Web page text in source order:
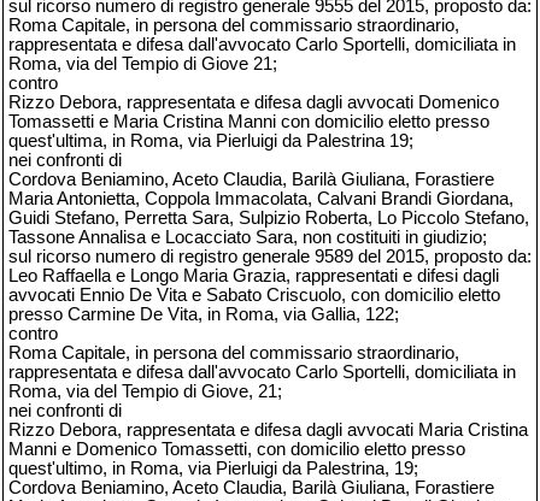
sul ricorso numero di registro generale 9555 del 2015, proposto da:
Roma Capitale, in persona del commissario straordinario,
rappresentata e difesa dall'avvocato Carlo Sportelli, domiciliata in
Roma, via del Tempio di Giove 21;
contro
Rizzo Debora, rappresentata e difesa dagli avvocati Domenico
Tomassetti e Maria Cristina Manni con domicilio eletto presso
quest'ultima, in Roma, via Pierluigi da Palestrina 19;
nei confronti di
Cordova Beniamino, Aceto Claudia, Barilà Giuliana, Forastiere
Maria Antonietta, Coppola Immacolata, Calvani Brandi Giordana,
Guidi Stefano, Perretta Sara, Sulpizio Roberta, Lo Piccolo Stefano,
Tassone Annalisa e Locacciato Sara, non costituiti in giudizio;
sul ricorso numero di registro generale 9589 del 2015, proposto da:
Leo Raffaella e Longo Maria Grazia, rappresentati e difesi dagli
avvocati Ennio De Vita e Sabato Criscuolo, con domicilio eletto
presso Carmine De Vita, in Roma, via Gallia, 122;
contro
Roma Capitale, in persona del commissario straordinario,
rappresentata e difesa dall'avvocato Carlo Sportelli, domiciliata in
Roma, via del Tempio di Giove, 21;
nei confronti di
Rizzo Debora, rappresentata e difesa dagli avvocati Maria Cristina
Manni e Domenico Tomassetti, con domicilio eletto presso
quest'ultimo, in Roma, via Pierluigi da Palestrina, 19;
Cordova Beniamino, Aceto Claudia, Barilà Giuliana, Forastiere